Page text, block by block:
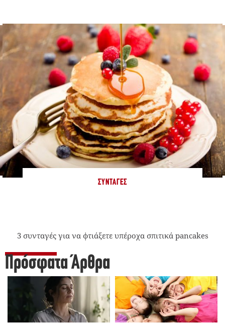
ΣΥΝΤΑΓΈΣ
3 συνταγές για να φτιάξετε υπέροχα σπιτικά pancakes
Πρόσφατα Άρθρα